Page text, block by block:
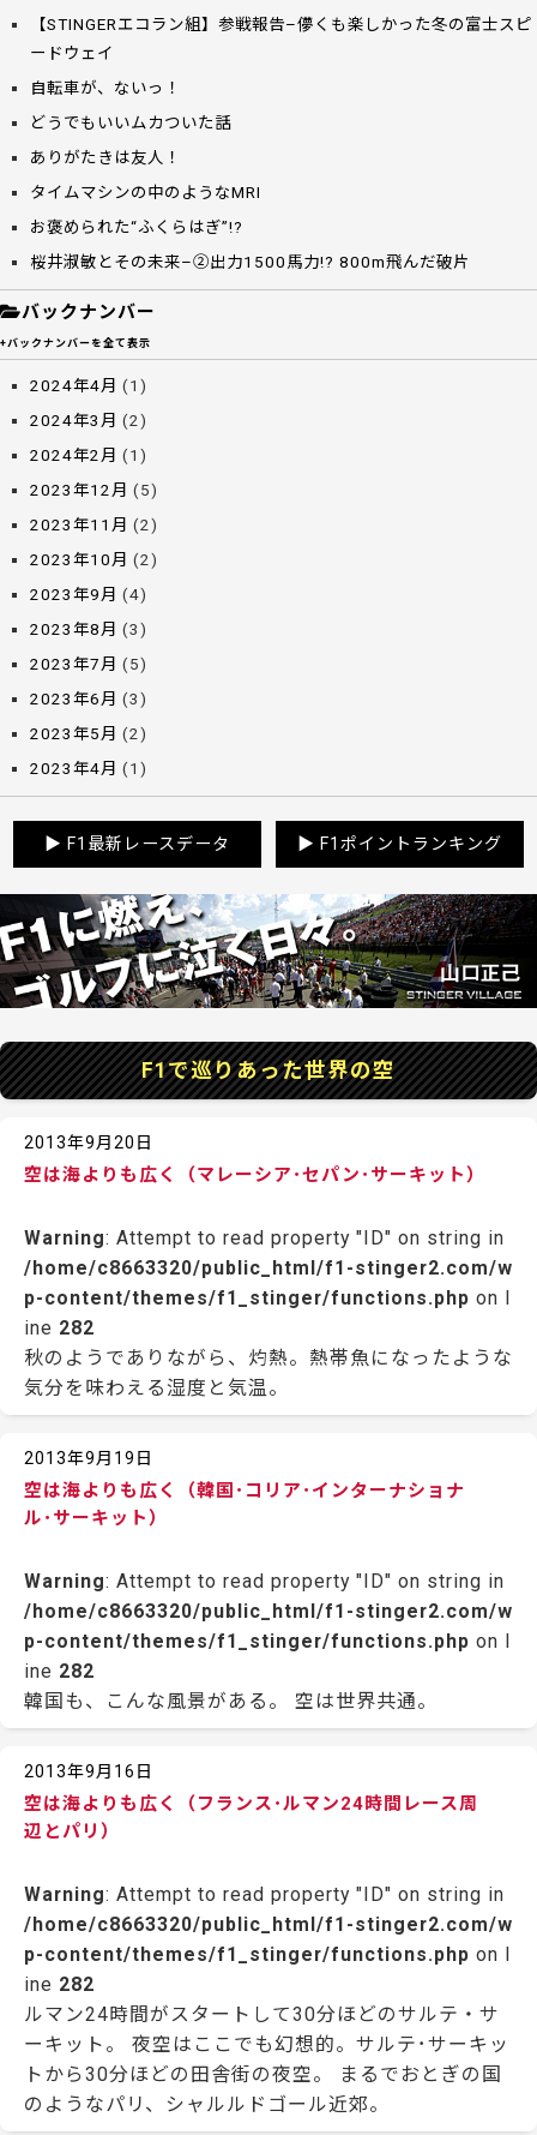
【STINGERエコラン組】参戦報告–儚くも楽しかった冬の富士スピ
ードウェイ
自転車が、ないっ！
どうでもいいムカついた話
ありがたきは友人！
タイムマシンの中のようなMRI
お褒められた“ふくらはぎ”!?
桜井淑敏とその未来–②出力1500馬力!? 800m飛んだ破片
バックナンバー
+バックナンバーを全て表示
2024年4月 (1)
2024年3月 (2)
2024年2月 (1)
2023年12月 (5)
2023年11月 (2)
2023年10月 (2)
2023年9月 (4)
2023年8月 (3)
2023年7月 (5)
2023年6月 (3)
2023年5月 (2)
2023年4月 (1)
▶ F1最新レースデータ ▶ F1ポイントランキング
F1で巡りあった世界の空
2013年9月20日
空は海よりも広く（マレーシア･セパン･サーキット）
Warning: Attempt to read property "ID" on string in
/home/c8663320/public_html/f1-stinger2.com/w
p-content/themes/f1_stinger/functions.php on l
ine 282
秋のようでありながら、灼熱。熱帯魚になったような
気分を味わえる湿度と気温。
2013年9月19日
空は海よりも広く（韓国･コリア･インターナショナ
ル･サーキット）
Warning: Attempt to read property "ID" on string in
/home/c8663320/public_html/f1-stinger2.com/w
p-content/themes/f1_stinger/functions.php on l
ine 282
韓国も、こんな風景がある。 空は世界共通。
2013年9月16日
空は海よりも広く（フランス･ルマン24時間レース周
辺とパリ）
Warning: Attempt to read property "ID" on string in
/home/c8663320/public_html/f1-stinger2.com/w
p-content/themes/f1_stinger/functions.php on l
ine 282
ルマン24時間がスタートして30分ほどのサルテ・サ
ーキット。 夜空はここでも幻想的。サルテ･サーキッ
トから30分ほどの田舎街の夜空。 まるでおとぎの国
のようなパリ、シャルルドゴール近郊。